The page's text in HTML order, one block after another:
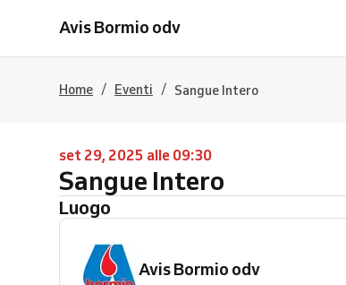
Avis Bormio odv
Home / Eventi / Sangue Intero
set 29, 2025 alle 09:30
Sangue Intero
Luogo
Avis Bormio odv